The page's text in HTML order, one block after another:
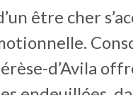
être cher
d’Avila